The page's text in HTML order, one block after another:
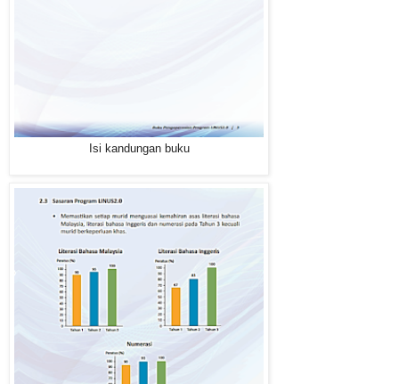
Isi kandungan buku